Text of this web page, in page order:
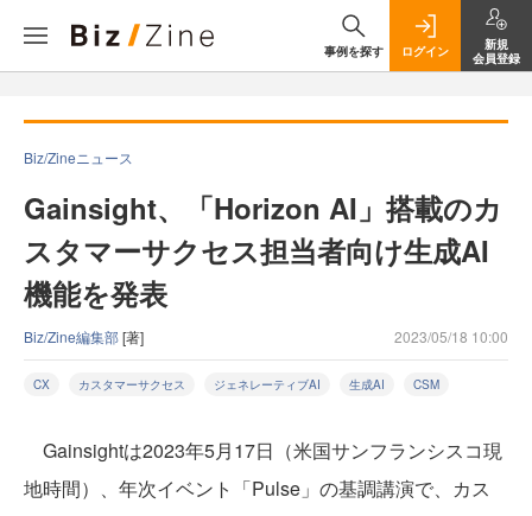
事例を探す ログイン
新規
会員登録
Biz/Zineニュース
Gainsight、「Horizon AI」搭載のカ
スタマーサクセス担当者向け生成AI
機能を発表
Biz/Zine編集部[著] 2023/05/18 10:00
CX カスタマーサクセス ジェネレーティブAI 生成AI CSM
Gainsightは2023年5月17日（米国サンフランシスコ現
地時間）、年次イベント「Pulse」の基調講演で、カス